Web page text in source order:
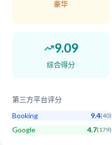
豪华
9.09
综合得分
第三方平台评分
Booking 9.4(40)
Google 4.7(179)